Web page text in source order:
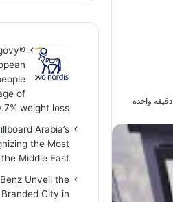
دقيقة واحدة
of
weight loss
Arabia’s
the Most
Middle East
Unveil the
City in